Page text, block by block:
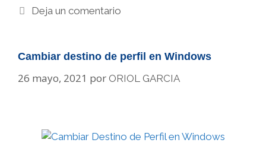
Deja un comentario
Cambiar destino de perfil en Windows
26 mayo, 2021 por ORIOL GARCIA